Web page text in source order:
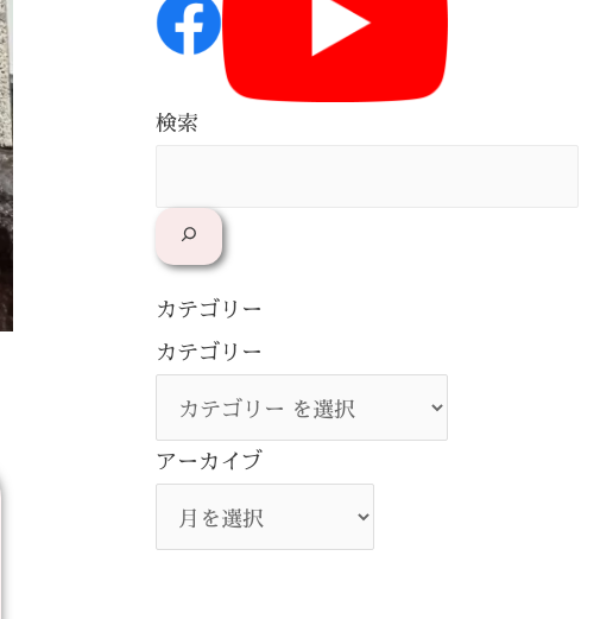
検索
カテゴリー
カテゴリー
アーカイブ